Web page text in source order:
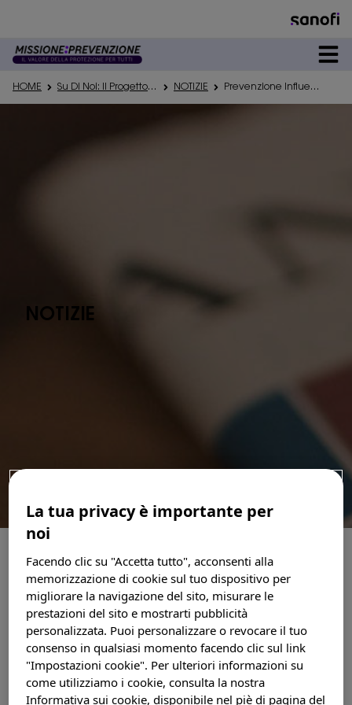
DEDICATO A
Sei un medico?
Registrati
Search
HOME Su Di Noi: Il Progetto Di Informazione Missioneprevenzione NOTIZIE Prevenzione Influenzale: Un Impegno Per La Salute Collettiva
NOTIZIE
INDICE
BIBLIOGRAFIA
La tua privacy è importante per
noi
Facendo clic su "Accetta tutto", acconsenti alla
memorizzazione di cookie sul tuo dispositivo per
migliorare la navigazione del sito, misurare le
prestazioni del sito e mostrarti pubblicità
personalizzata. Puoi personalizzare o revocare il tuo
consenso in qualsiasi momento facendo clic sul link
"Impostazioni cookie". Per ulteriori informazioni su
come utilizziamo i cookie, consulta la nostra
Informativa sui cookie, disponibile nel piè di pagina del